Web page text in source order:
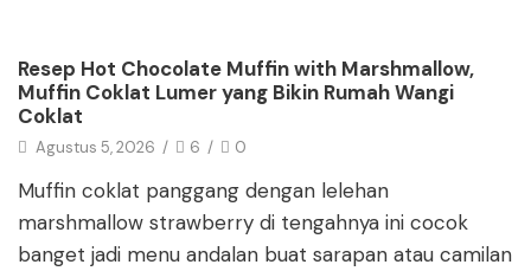
Resep Hot Chocolate Muffin with Marshmallow,
Muffin Coklat Lumer yang Bikin Rumah Wangi
Coklat
Agustus 5, 2026 / 6 / 0
Muffin coklat panggang dengan lelehan
marshmallow strawberry di tengahnya ini cocok
banget jadi menu andalan buat sarapan atau camilan